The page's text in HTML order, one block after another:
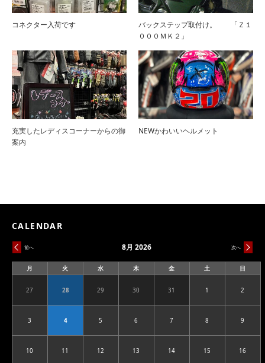
コネクター入荷です
バックステップ取付け。 「Ｚ１
０００ＭＫ２」
充実したレディスコーナーからの御
案内
NEWかわいいヘルメット
CALENDAR
前へ 次へ
8月 2026
月
曜
火
曜
水
曜
木
曜
金
曜
土
曜
日
曜
272026.07.27 282026.07.28 292026.07.29 302026.07.30 312026.07.31 12026.08.01 2
32026.08.03 42026.08.04 52026.08.05 62026.08.06 72026.08.07 82026.08.08 9
102026.08.10 112026.08.11 122026.08.12 132026.08.13 142026.08.14 152026.08.15 16